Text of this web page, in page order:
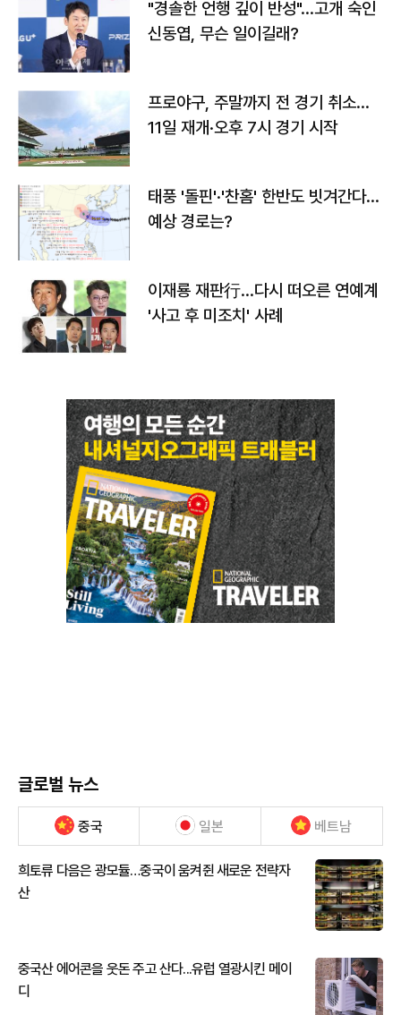
"경솔한 언행 깊이 반성"…고개 숙인
신동엽, 무슨 일이길래?
프로야구, 주말까지 전 경기 취소…
11일 재개·오후 7시 경기 시작
태풍 '돌핀'·'찬홈' 한반도 빗겨간다…
예상 경로는?
이재룡 재판行…다시 떠오른 연예계
'사고 후 미조치' 사례
글로벌 뉴스
중국 일본 베트남
희토류 다음은 광모듈…중국이 움켜쥔 새로운 전략자
산
중국산 에어콘을 웃돈 주고 산다...유럽 열광시킨 메이
디